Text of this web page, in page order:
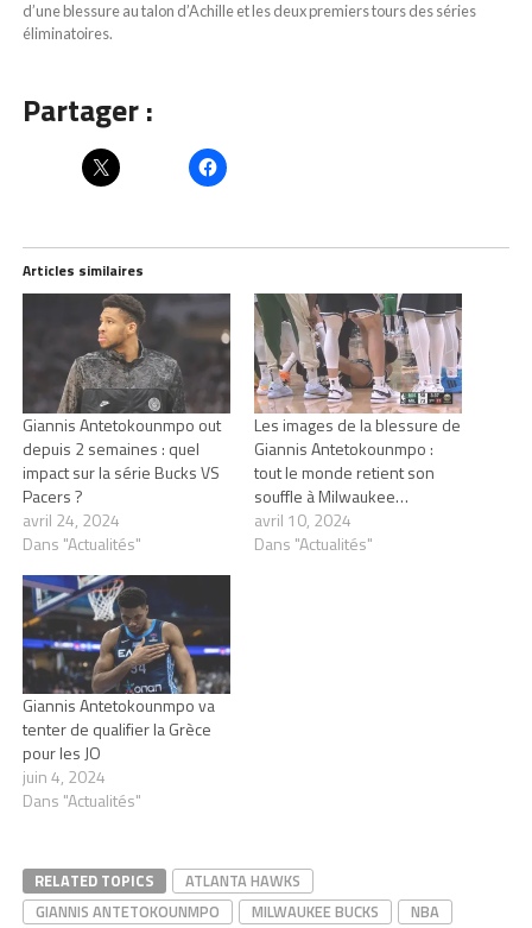
d’une blessure au talon d’Achille et les deux premiers tours des séries
éliminatoires.
Partager :
Articles similaires
Giannis Antetokounmpo out
depuis 2 semaines : quel
impact sur la série Bucks VS
Pacers ?
avril 24, 2024
Dans "Actualités"
Les images de la blessure de
Giannis Antetokounmpo :
tout le monde retient son
souffle à Milwaukee…
avril 10, 2024
Dans "Actualités"
Giannis Antetokounmpo va
tenter de qualifier la Grèce
pour les JO
juin 4, 2024
Dans "Actualités"
RELATED TOPICS
ATLANTA HAWKS
GIANNIS ANTETOKOUNMPO
MILWAUKEE BUCKS
NBA